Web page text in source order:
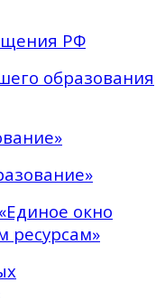
РФ
образования
окно
ресурсам»